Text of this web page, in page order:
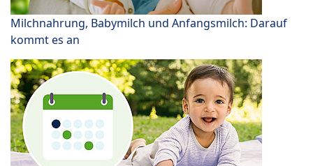
Milchnahrung, Babymilch und Anfangsmilch: Darauf
kommt es an